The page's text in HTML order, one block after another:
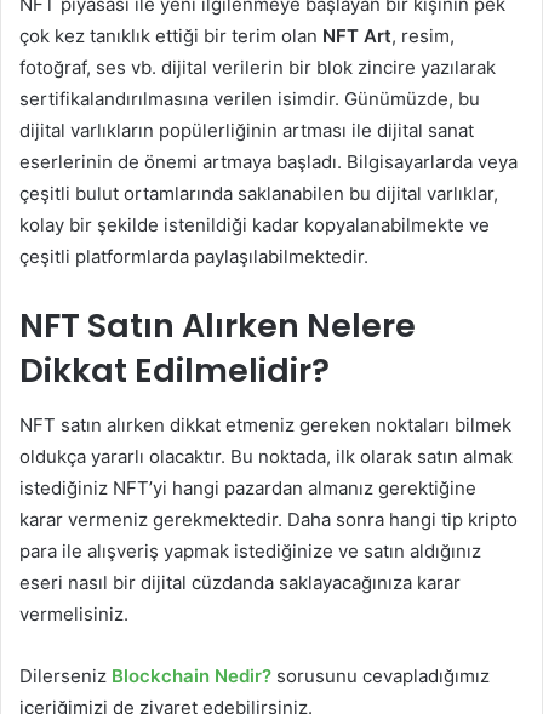
NFT piyasası ile yeni ilgilenmeye başlayan bir kişinin pek
çok kez tanıklık ettiği bir terim olan NFT Art, resim,
fotoğraf, ses vb. dijital verilerin bir blok zincire yazılarak
sertifikalandırılmasına verilen isimdir. Günümüzde, bu
dijital varlıkların popülerliğinin artması ile dijital sanat
eserlerinin de önemi artmaya başladı. Bilgisayarlarda veya
çeşitli bulut ortamlarında saklanabilen bu dijital varlıklar,
kolay bir şekilde istenildiği kadar kopyalanabilmekte ve
çeşitli platformlarda paylaşılabilmektedir.
NFT Satın Alırken Nelere
Dikkat Edilmelidir?
NFT satın alırken dikkat etmeniz gereken noktaları bilmek
oldukça yararlı olacaktır. Bu noktada, ilk olarak satın almak
istediğiniz NFT’yi hangi pazardan almanız gerektiğine
karar vermeniz gerekmektedir. Daha sonra hangi tip kripto
para ile alışveriş yapmak istediğinize ve satın aldığınız
eseri nasıl bir dijital cüzdanda saklayacağınıza karar
vermelisiniz.
Dilerseniz Blockchain Nedir? sorusunu cevapladığımız
içeriğimizi de ziyaret edebilirsiniz.